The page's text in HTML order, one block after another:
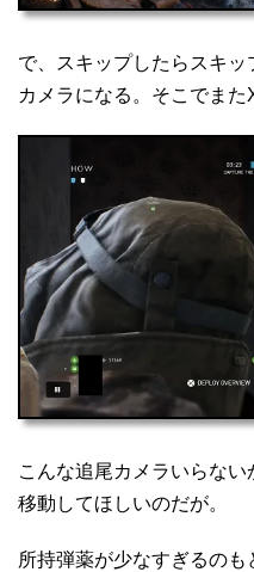
で、スキップしたらスキ
カメラになる。そこでまた
こんな追尾カメラいらな
移動してほしいのだが。
所持弾薬が少なすぎるの